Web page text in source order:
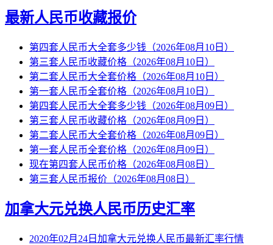
最新人民币收藏报价
第四套人民币大全套多少钱（2026年08月10日）
第三套人民币收藏价格（2026年08月10日）
第二套人民币大全套价格（2026年08月10日）
第一套人民币全套价格（2026年08月10日）
第四套人民币大全套多少钱（2026年08月09日）
第三套人民币收藏价格（2026年08月09日）
第二套人民币大全套价格（2026年08月09日）
第一套人民币全套价格（2026年08月09日）
现在第四套人民币价格（2026年08月08日）
第三套人民币报价（2026年08月08日）
加拿大元兑换人民币历史汇率
2020年02月24日加拿大元兑换人民币最新汇率行情